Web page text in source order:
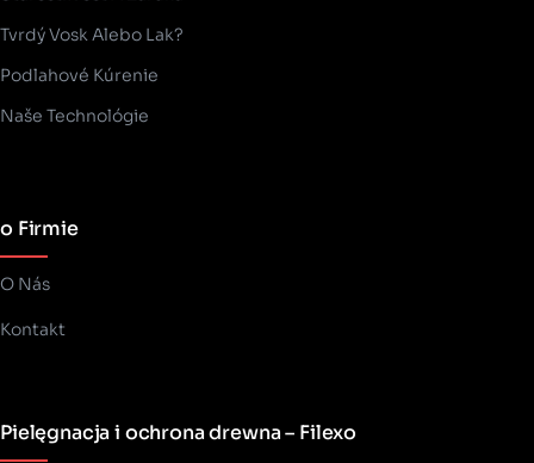
Tvrdý Vosk Alebo Lak?
Podlahové Kúrenie
Naše Technológie
o Firmie
O Nás
Kontakt
Pielęgnacja i ochrona drewna – Filexo